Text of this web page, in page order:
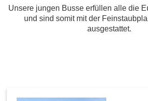
Unsere jungen Busse erfüllen alle die
und sind somit mit der
ausgestattet.